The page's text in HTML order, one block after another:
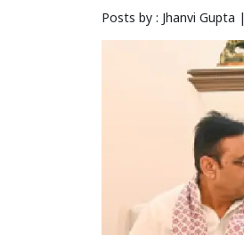
Posts by : Jhanvi Gupta |